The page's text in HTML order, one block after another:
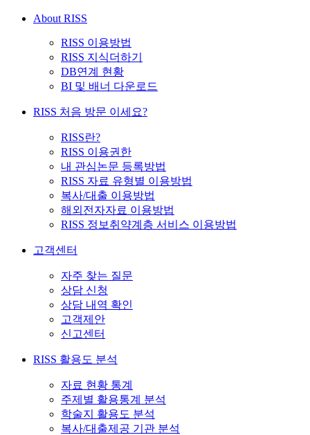
About RISS
RISS 이용방법
RISS 지식더하기
DB연계 현황
BI 및 배너 다운로드
RISS 처음 방문 이세요?
RISS란?
RISS 이용권한
내 관심논문 등록방법
RISS 자료 유형별 이용방법
복사/대출 이용방법
해외전자자료 이용방법
RISS 정보취약계층 서비스 이용방법
고객센터
자주 찾는 질문
상담 신청
상담 내역 확인
고객제안
신고센터
RISS 활용도 분석
자료 현황 통계
주제별 활용통계 분석
학술지 활용도 분석
복사/대출제공 기관 분석